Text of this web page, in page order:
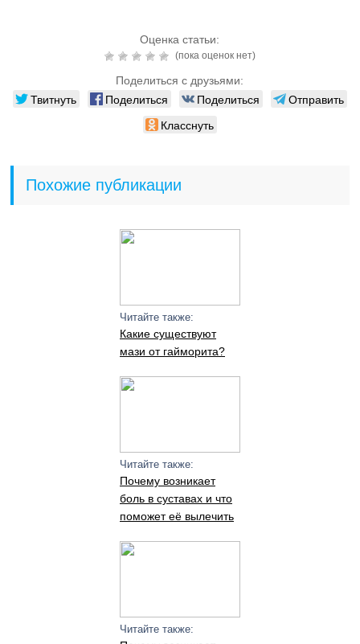
Оценка статьи:
(пока оценок нет)
Поделиться с друзьями:
Твитнуть Поделиться Поделиться
Отправить
Класснуть
Похожие публикации
Читайте также:
Какие существуют
мази от гайморита?
Читайте также:
Почему возникает
боль в суставах и что
поможет её вылечить
Читайте также: